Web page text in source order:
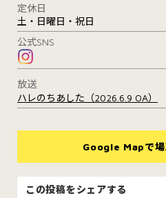
定休日
土・日曜日・祝日
公式SNS
放送
ハレのちあした（2026.6.9 OA）
Google Mapで場
この投稿をシェアする